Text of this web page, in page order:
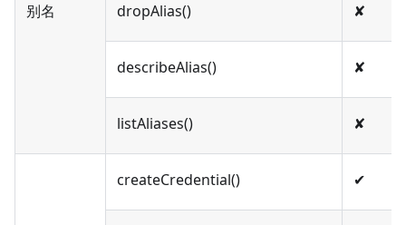
别名 dropAlias() ✘
describeAlias() ✘
listAliases() ✘
createCredential() ✔︎